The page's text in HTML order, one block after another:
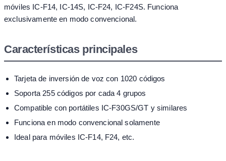
móviles IC-F14, IC-14S, IC-F24, IC-F24S. Funciona
exclusivamente en modo convencional.
Características principales
Tarjeta de inversión de voz con 1020 códigos
Soporta 255 códigos por cada 4 grupos
Compatible con portátiles IC-F30GS/GT y similares
Funciona en modo convencional solamente
Ideal para móviles IC-F14, F24, etc.